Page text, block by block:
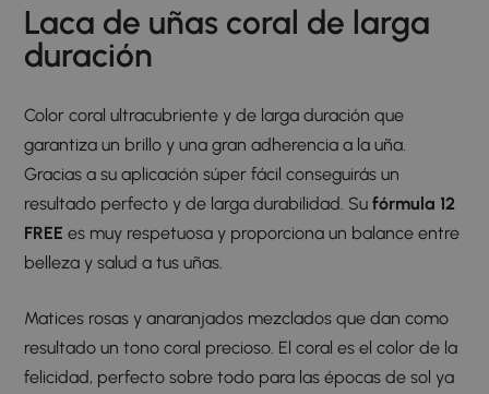
Laca de uñas coral de larga
duración​
Color coral ultracubriente y de larga duración que
garantiza un brillo y una gran adherencia a la uña.
Gracias a su aplicación súper fácil conseguirás un
resultado perfecto y de larga durabilidad. Su fórmula 12
FREE es muy respetuosa y proporciona un balance entre
belleza y salud a tus uñas.
Matices rosas y anaranjados mezclados que dan como
resultado un tono coral precioso. El coral es el color de la
felicidad, perfecto sobre todo para las épocas de sol ya